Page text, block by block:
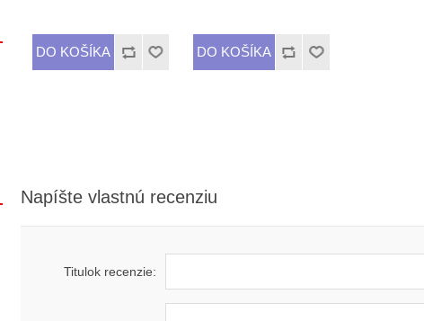
Napíšte vlastnú recenziu
Titulok recenzie: